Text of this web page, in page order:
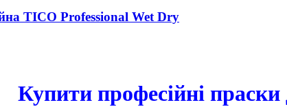
TICO Professional Wet Dry
Купити професійні праски